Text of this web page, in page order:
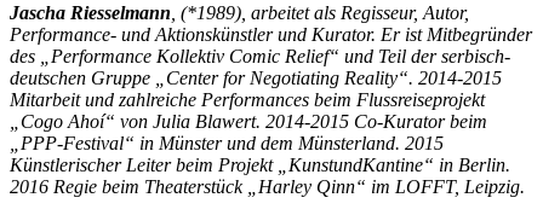
Jascha Riesselmann , (*1989), arbeitet als Regisseur, Autor,
Performance- und Aktionskünstler und Kurator. Er ist Mitbegründer
des „Performance Kollektiv Comic Relief“ und Teil der serbisch-
deutschen Gruppe „Center for Negotiating Reality“. 2014-2015
Mitarbeit und zahlreiche Performances beim Flussreiseprojekt
„Cogo Ahoí“ von Julia Blawert. 2014-2015 Co-Kurator beim
„PPP-Festival“ in Münster und dem Münsterland. 2015
Künstlerischer Leiter beim Projekt „KunstundKantine“ in Berlin.
2016 Regie beim Theaterstück „Harley Qinn“ im LOFFT, Leipzig.